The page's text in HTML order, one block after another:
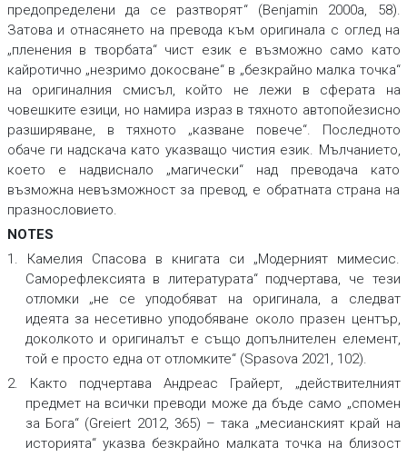
предопределени да се разтворят“ (Benjamin 2000a, 58).
Затова и отнасянето на превода към оригинала с оглед на
„пленения в творбата“ чист език е възможно само като
кайротично „незримо докосване“ в „безкрайно малка точка“
на оригиналния смисъл, който не лежи в сферата на
човешките езици, но намира израз в тяхното автопойезисно
разширяване, в тяхното „казване повече“. Последното
обаче ги надскача като указващо чистия език. Мълчанието,
което е надвиснало „магически“ над преводача като
възможна невъзможност за превод, е обратната страна на
празнословието.
NOTES
1. Камелия Спасова в книгата си „Модерният мимесис.
Саморефлексията в литературата“ подчертава, че тези
отломки „не се уподобяват на оригинала, а следват
идеята за несетивно уподобяване около празен център,
доколкото и оригиналът е също допълнителен елемент,
той е просто една от отломките“ (Spasova 2021, 102).
2. Както подчертава Андреас Грайерт, „действителният
предмет на всички преводи може да бъде само „спомен
за Бога“ (Greiert 2012, 365) – така „месианският край на
историята“ указва безкрайно малката точка на близост